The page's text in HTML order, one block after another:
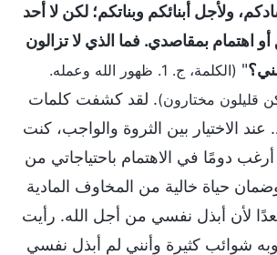
ولأجل أبنائكم وبناتكم؛ لكن لا أحد
اهتمام بمقاصدي. فما الذي لا تزالون
"
(الكلمة، ج. 1. ظهور الله وعمله.
قليلون مختارون). لقد كشفت كلمات
عند الاختيار بين الثروة والواجب، كنت
دومًا في الاهتمام باحتياجاتي من
حياة خالية من المخاوف المادية
لأن أبذل نفسي من أجل الله. رأيت
شوائب كثيرة وأنني لم أبذل نفسي